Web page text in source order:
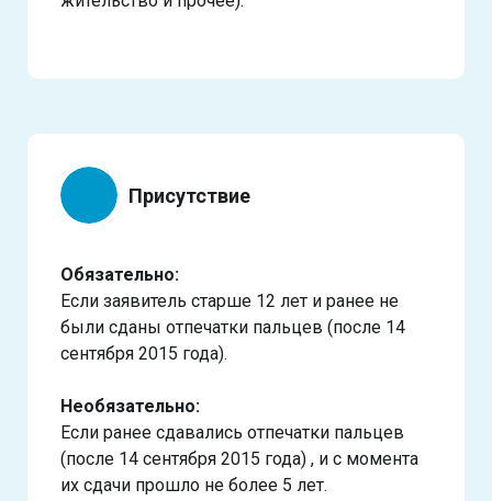
Присутствие
Обязательно:
Если заявитель старше 12 лет и ранее не
были сданы отпечатки пальцев (после 14
сентября 2015 года).
Необязательно:
Если ранее сдавались отпечатки пальцев
(после 14 сентября 2015 года) , и с момента
их сдачи прошло не более 5 лет.